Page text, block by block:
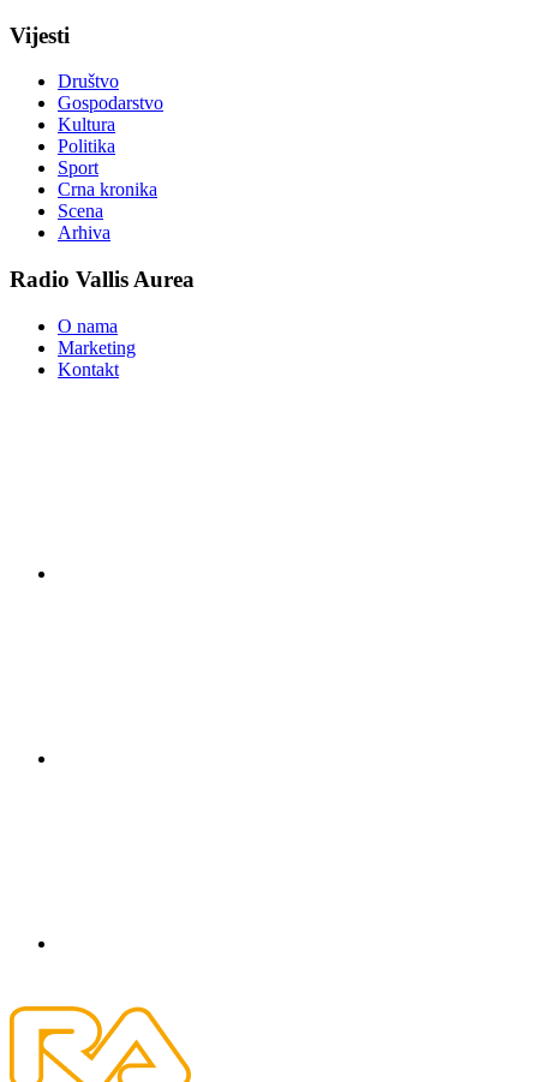
Vijesti
Društvo
Gospodarstvo
Kultura
Politika
Sport
Crna kronika
Scena
Arhiva
Radio Vallis Aurea
O nama
Marketing
Kontakt